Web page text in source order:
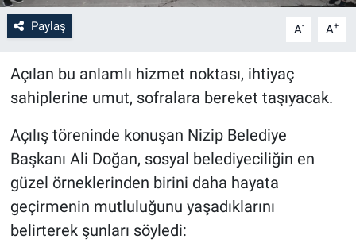
Paylaş A- A+
Açılan bu anlamlı hizmet noktası, ihtiyaç
sahiplerine umut, sofralara bereket taşıyacak.
Açılış töreninde konuşan Nizip Belediye
Başkanı Ali Doğan, sosyal belediyeciliğin en
güzel örneklerinden birini daha hayata
geçirmenin mutluluğunu yaşadıklarını
belirterek şunları söyledi: